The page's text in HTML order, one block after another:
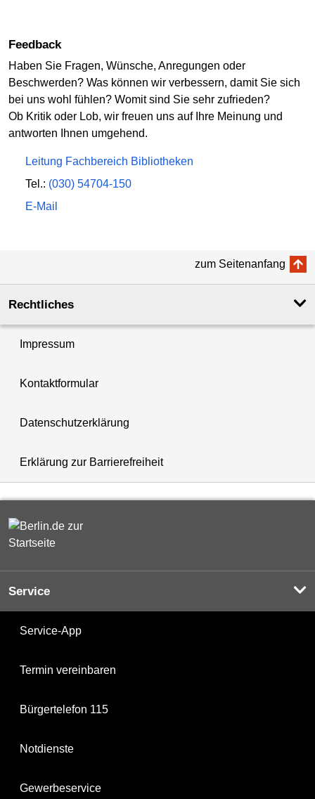
Feedback
Haben Sie Fragen, Wünsche, Anregungen oder
Beschwerden? Was können wir verbessern, damit Sie sich
bei uns wohl fühlen? Womit sind Sie sehr zufrieden?
Ob Kritik oder Lob, wir freuen uns auf Ihre Meinung und
antworten Ihnen umgehend.
Leitung Fachbereich Bibliotheken
Tel.: (030) 54704-150
E-Mail
zum Seitenanfang
Rechtliches
Impressum
Kontaktformular
Datenschutzerklärung
Erklärung zur Barrierefreiheit
Service
Service-App
Termin vereinbaren
Bürgertelefon 115
Notdienste
Gewerbeservice